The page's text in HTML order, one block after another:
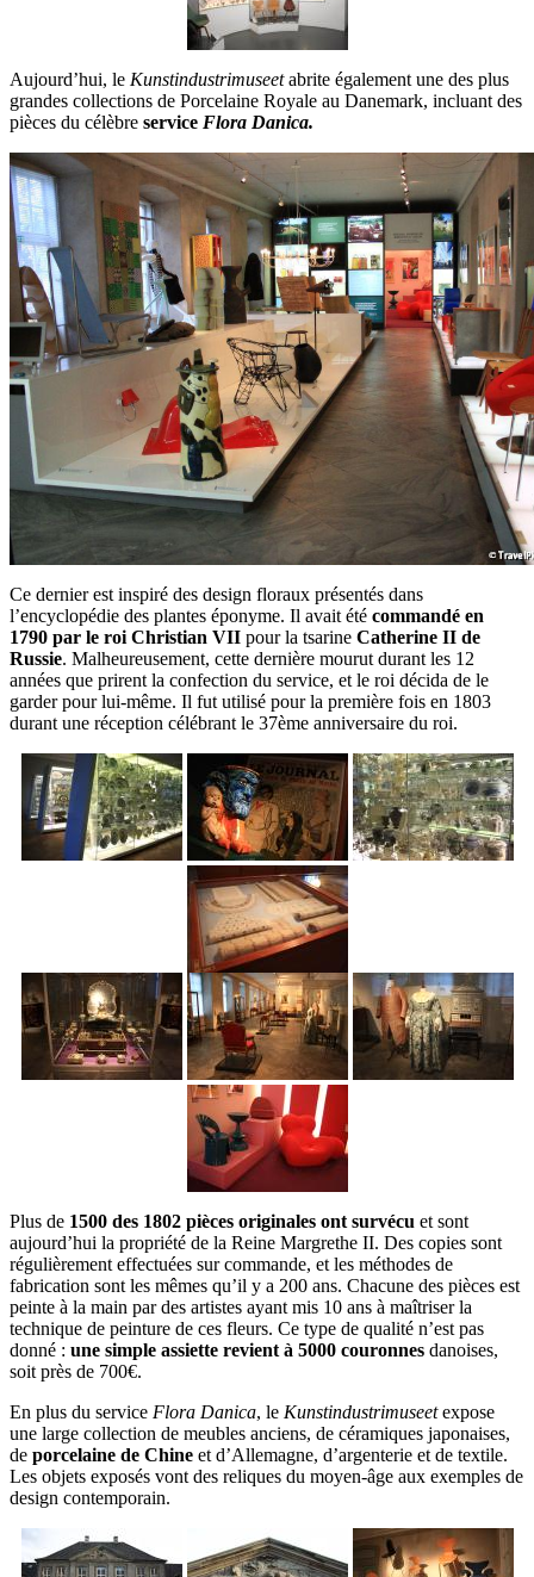
Aujourd’hui, le Kunstindustrimuseetabrite également une des plus
grandes collections de Porcelaine Royale au Danemark, incluant des
pièces du célèbre service Flora Danica.
Ce dernier est inspiré des design floraux présentés dans
l’encyclopédie des plantes éponyme. Il avait été commandé en
1790 par le roi Christian VII pour la tsarine Catherine II de
Russie. Malheureusement, cette dernière mourut durant les 12
années que prirent la confection du service, et le roi décida de le
garder pour lui-même. Il fut utilisé pour la première fois en 1803
durant une réception célébrant le 37ème anniversaire du roi.
Plus de 1500 des 1802 pièces originales ont survécu et sont
aujourd’hui la propriété de la Reine Margrethe II. Des copies sont
régulièrement effectuées sur commande, et les méthodes de
fabrication sont les mêmes qu’il y a 200 ans. Chacune des pièces est
peinte à la main par des artistes ayant mis 10 ans à maîtriser la
technique de peinture de ces fleurs. Ce type de qualité n’est pas
donné : une simple assiette revient à 5000 couronnes danoises,
soit près de 700€.
En plus du service Flora Danica, le Kunstindustrimuseetexpose
une large collection de meubles anciens, de céramiques japonaises,
de porcelaine de Chine et d’Allemagne, d’argenterie et de textile.
Les objets exposés vont des reliques du moyen-âge aux exemples de
design contemporain.